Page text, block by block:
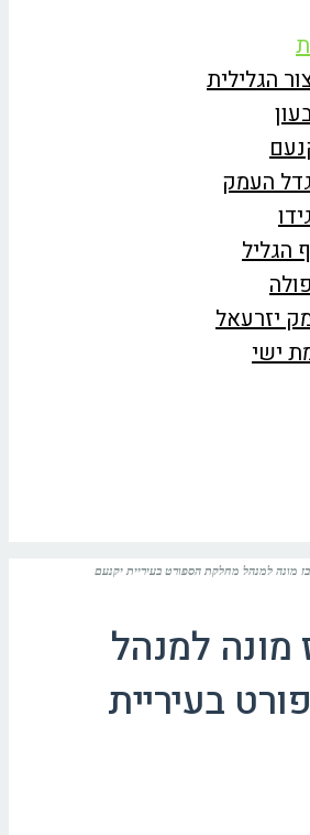
הגלילית
העמק
הגליל
יזרעאל
ישי
מונה למנהל מחלקת הספורט בעיריית יקנעם
מונה למנהל
בעיריית